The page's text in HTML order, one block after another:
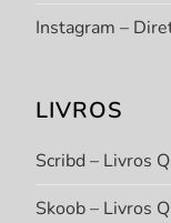
Instagram –
LIVROS
Scribd – Livros
Skoob – Livros